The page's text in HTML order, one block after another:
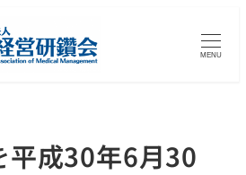
MENU
平成30年6月30